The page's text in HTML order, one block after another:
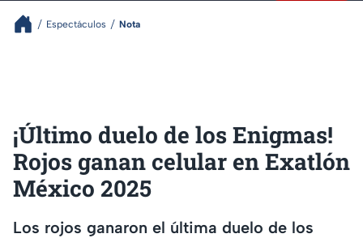
Espectáculos Nota
¡Último duelo de los Enigmas!
Rojos ganan celular en Exatlón
México 2025
Los rojos ganaron el última duelo de los